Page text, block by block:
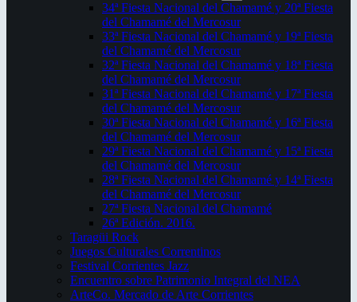
34ª Fiesta Nacional del Chamamé y 20ª Fiesta
del Chamamé del Mercosur
33ª Fiesta Nacional del Chamamé y 19ª Fiesta
del Chamamé del Mercosur
32ª Fiesta Nacional del Chamamé y 18ª Fiesta
del Chamamé del Mercosur
31ª Fiesta Nacional del Chamamé y 17ª Fiesta
del Chamamé del Mercosur
30ª Fiesta Nacional del Chamamé y 16ª Fiesta
del Chamamé del Mercosur
29ª Fiesta Nacional del Chamamé y 15ª Fiesta
del Chamamé del Mercosur
28ª Fiesta Nacional del Chamamé y 14ª Fiesta
del Chamamé del Mercosur
27ª Fiesta Nacional del Chamamé
26ª Edición. 2016.
Taragüi Rock
Juegos Culturales Correntinos
Festival Corrientes Jazz
Encuentro sobre Patrimonio Integral del NEA
ArteCo. Mercado de Arte Corrientes